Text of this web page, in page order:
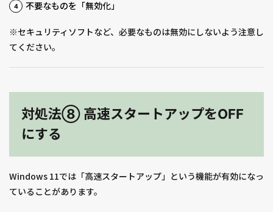
不要なものを「無効化」
※セキュリティソフトなど、必要なものは無効にしないよう注意し
てください。
対処法⑧ 高速スタートアップをOFF
にする
Windows 11では「高速スタートアップ」という機能が有効になっ
ていることがあります。